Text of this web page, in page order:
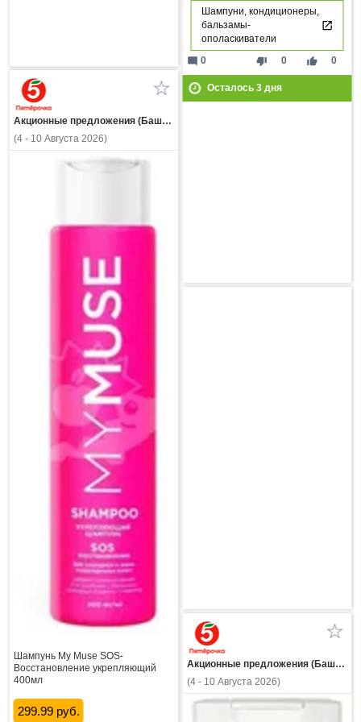
Шампуни, кондиционеры,
бальзамы-
ополаскиватели
thumb_down 0 thumb_up 0
mode_comment 0
Осталось 3дня
Акционные предложения (Башкортостан)
(4 - 10 Августа 2026)
Шампунь My Muse SOS-
Восстановление укрепляющий
400мл
299.99 руб.
Акционные предложения (Башкортостан)
(4 - 10 Августа 2026)